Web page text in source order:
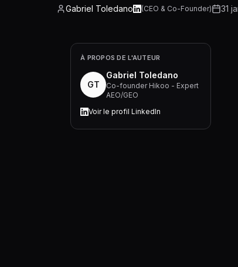
Gabriel Toledano (CEO & Co-Founder) 31
À PROPOS DE L'AUTEUR
GT
Gabriel Toledano
Co-founder Hikoo - Expert
AEO/GEO
Voir le profil LinkedIn